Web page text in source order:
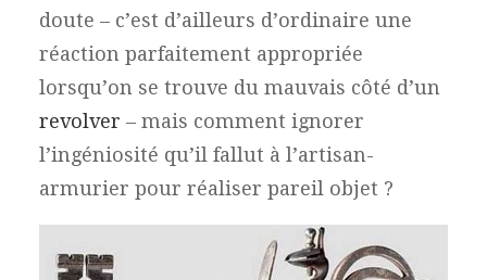
doute – c’est d’ailleurs d’ordinaire une
réaction parfaitement appropriée
lorsqu’on se trouve du mauvais côté d’un
revolver – mais comment ignorer
l’ingéniosité qu’il fallut à l’artisan-
armurier pour réaliser pareil objet ?